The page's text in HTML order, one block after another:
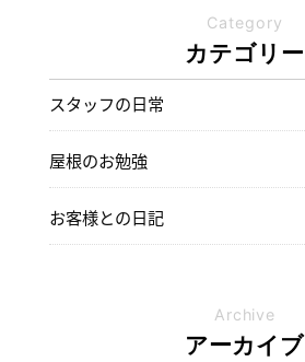
Category
カテゴリー
スタッフの日常
屋根のお勉強
お客様との日記
Archive
アーカイブ